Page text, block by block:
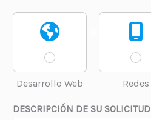
Desarrollo Web Redes
DESCRIPCIÓN DE SU SOLICITUD